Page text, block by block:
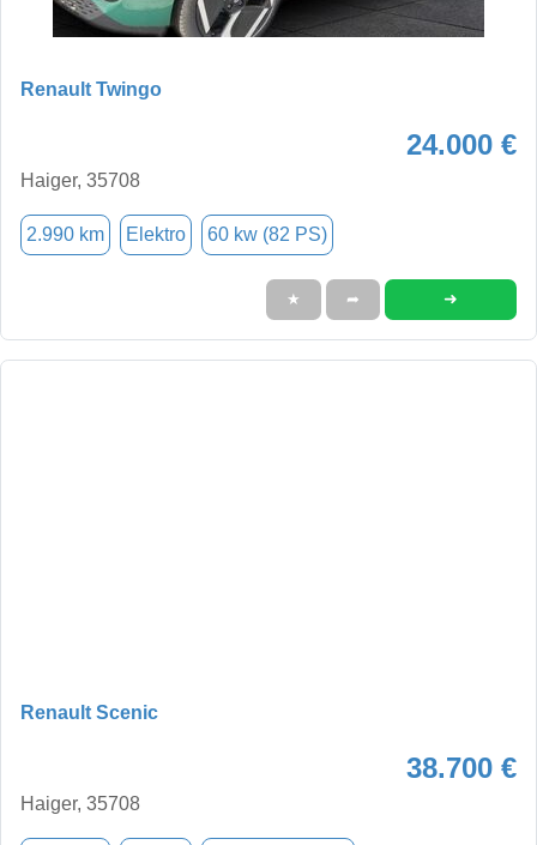
Renault Twingo
24.000 €
Haiger, 35708
2.990 km Elektro 60 kw (82 PS)
★ ➦ ➜
Renault Scenic
38.700 €
Haiger, 35708